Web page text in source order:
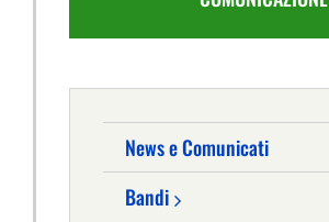
News e Comunicati
Bandi